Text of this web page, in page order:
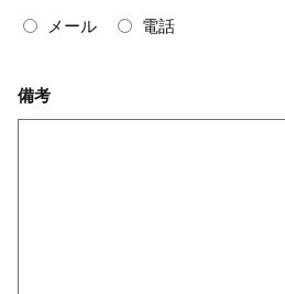
メール 電話
備考